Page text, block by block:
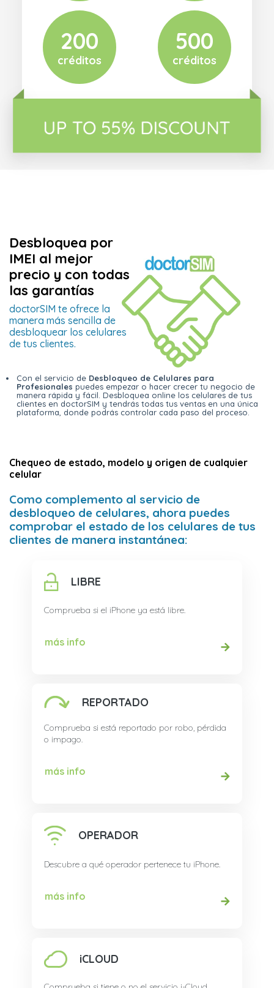
200
créditos
500
créditos
Desbloquea por
IMEI al mejor
precio y con todas
las garantías
doctorSIM te ofrece la
manera más sencilla de
desbloquear los celulares
de tus clientes.
Con el servicio de Desbloqueo de Celulares para
Profesionales puedes empezar o hacer crecer tu negocio de
manera rápida y fácil. Desbloquea online los celulares de tus
clientes en doctorSIM y tendrás todas tus ventas en una única
plataforma, donde podrás controlar cada paso del proceso.
Chequeo de estado, modelo y origen de cualquier
celular
Como complemento al servicio de
desbloqueo de celulares, ahora puedes
comprobar el estado de los celulares de tus
clientes de manera instantánea:
LIBRE
Comprueba si el iPhone ya está libre.
más info
REPORTADO
Comprueba si está reportado por robo, pérdida
o impago.
más info
OPERADOR
Descubre a qué operador pertenece tu iPhone.
más info
iCLOUD